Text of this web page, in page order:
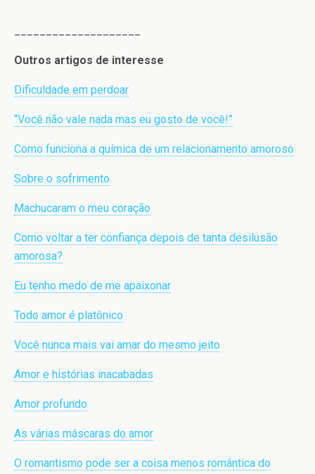
Outros artigos de interesse
Dificuldade em perdoar
“Você não vale nada mas eu gosto de você!”
Como funciona a química de um relacionamento amoroso
Sobre o sofrimento
Machucaram o meu coração
Como voltar a ter confiança depois de tanta desilusão
amorosa?
Eu tenho medo de me apaixonar
Todo amor é platônico
Você nunca mais vai amar do mesmo jeito
Amor e histórias inacabadas
Amor profundo
As várias máscaras do amor
O romantismo pode ser a coisa menos romântica do